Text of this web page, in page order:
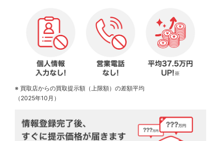
※ 買取店からの買取提示額（上限額）の差額平均
（2025年10月）